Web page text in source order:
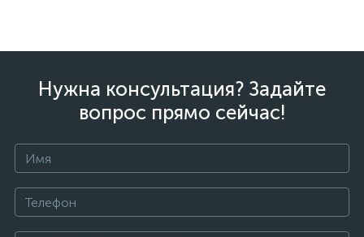
Нужна консультация? Задайте
вопрос прямо сейчас!